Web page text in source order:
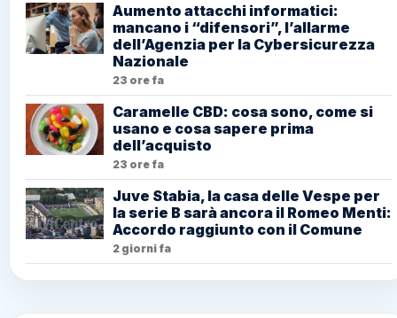
Aumento attacchi informatici:
mancano i “difensori”, l’allarme
dell’Agenzia per la Cybersicurezza
Nazionale
23 ore fa
Caramelle CBD: cosa sono, come si
usano e cosa sapere prima
dell’acquisto
23 ore fa
Juve Stabia, la casa delle Vespe per
la serie B sarà ancora il Romeo Menti:
Accordo raggiunto con il Comune
2 giorni fa